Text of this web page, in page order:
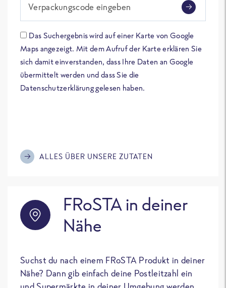
Verpackungscode eingeben
Das Suchergebnis wird auf einer Karte von Google
Maps angezeigt. Mit dem Aufruf der Karte erklären Sie
sich damit einverstanden, dass Ihre Daten an Google
übermittelt werden und dass Sie die
Datenschutzerklärung gelesen haben.
ALLES ÜBER UNSERE ZUTATEN
FRoSTA in deiner
Nähe
Suchst du nach einem FRoSTA Produkt in deiner
Nähe? Dann gib einfach deine Postleitzahl ein